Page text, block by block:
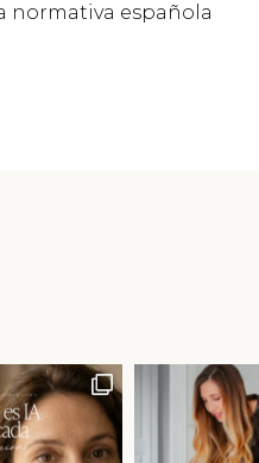
normativa española